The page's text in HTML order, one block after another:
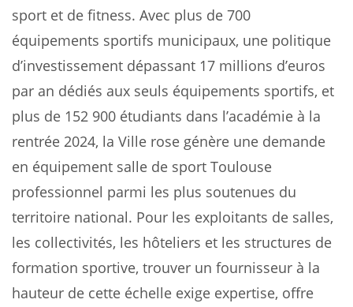
sport et de fitness. Avec plus de 700
équipements sportifs municipaux, une politique
d’investissement dépassant 17 millions d’euros
par an dédiés aux seuls équipements sportifs, et
plus de 152 900 étudiants dans l’académie à la
rentrée 2024, la Ville rose génère une demande
en équipement salle de sport Toulouse
professionnel parmi les plus soutenues du
territoire national. Pour les exploitants de salles,
les collectivités, les hôteliers et les structures de
formation sportive, trouver un fournisseur à la
hauteur de cette échelle exige expertise, offre